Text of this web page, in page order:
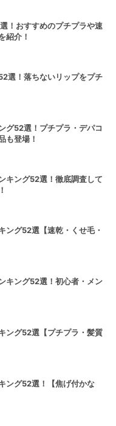
！おすすめのプチプラや速
紹介！
選！落ちないリップをプチ
グ52選！プチプラ・デパコ
も登場！
キング52選！徹底調査して
ング52選【速乾・くせ毛・
キング52選！初心者・メン
ング52選【プチプラ・髪質
ング52選！【焦げ付かな